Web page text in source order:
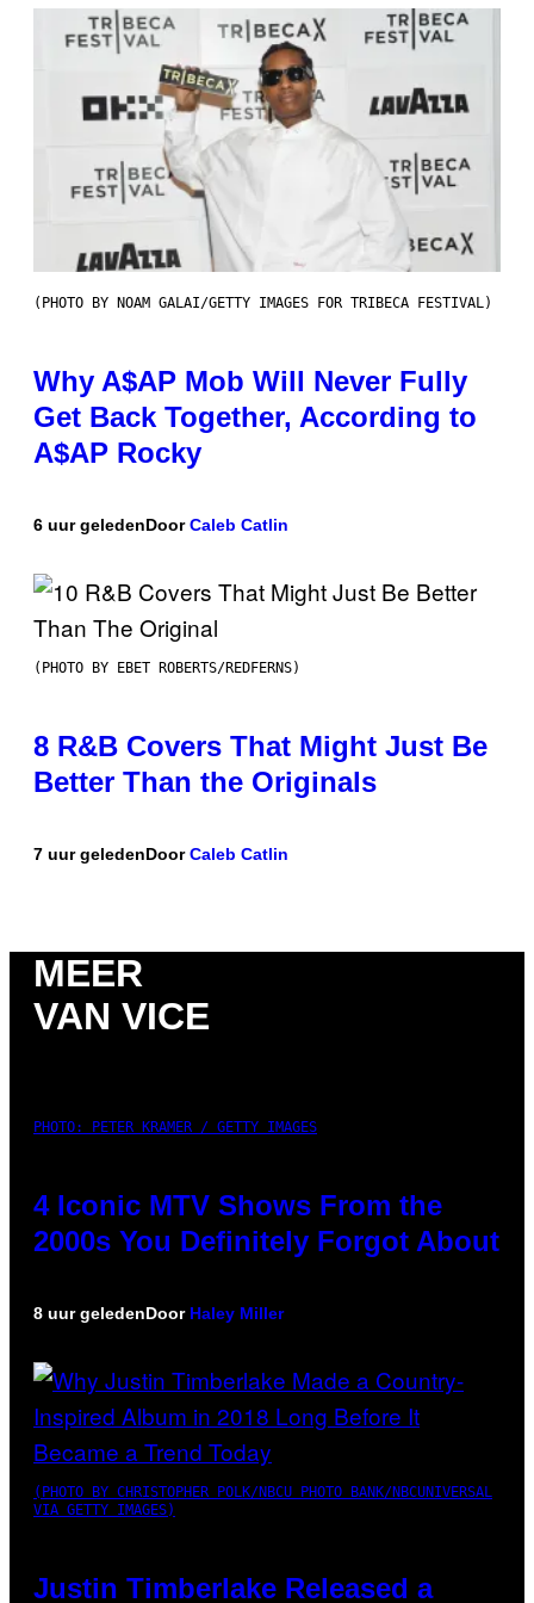
(PHOTO BY NOAM GALAI/GETTY IMAGES FOR TRIBECA FESTIVAL)
Why A$AP Mob Will Never Fully
Get Back Together, According to
A$AP Rocky
6 uur geledenDoorCaleb Catlin
(PHOTO BY EBET ROBERTS/REDFERNS)
8 R&B Covers That Might Just Be
Better Than the Originals
7 uur geledenDoorCaleb Catlin
MEER
VAN VICE
PHOTO: PETER KRAMER / GETTY IMAGES
4 Iconic MTV Shows From the
2000s You Definitely Forgot About
8 uur geledenDoor Haley Miller
(PHOTO BY CHRISTOPHER POLK/NBCU PHOTO BANK/NBCUNIVERSAL
VIA GETTY IMAGES)
Justin Timberlake Released a